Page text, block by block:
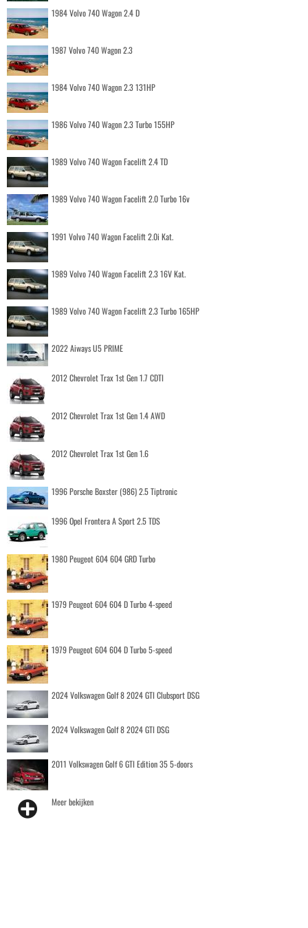
1984 Volvo 740 Wagon 2.4 D
1987 Volvo 740 Wagon 2.3
1984 Volvo 740 Wagon 2.3 131HP
1986 Volvo 740 Wagon 2.3 Turbo 155HP
1989 Volvo 740 Wagon Facelift 2.4 TD
1989 Volvo 740 Wagon Facelift 2.0 Turbo 16v
1991 Volvo 740 Wagon Facelift 2.0i Kat.
1989 Volvo 740 Wagon Facelift 2.3 16V Kat.
1989 Volvo 740 Wagon Facelift 2.3 Turbo 165HP
2022 Aiways U5 PRIME
2012 Chevrolet Trax 1st Gen 1.7 CDTI
2012 Chevrolet Trax 1st Gen 1.4 AWD
2012 Chevrolet Trax 1st Gen 1.6
1996 Porsche Boxster (986) 2.5 Tiptronic
1996 Opel Frontera A Sport 2.5 TDS
1980 Peugeot 604 604 GRD Turbo
1979 Peugeot 604 604 D Turbo 4-speed
1979 Peugeot 604 604 D Turbo 5-speed
2024 Volkswagen Golf 8 2024 GTI Clubsport DSG
2024 Volkswagen Golf 8 2024 GTI DSG
2011 Volkswagen Golf 6 GTI Edition 35 5-doors
Meer bekijken